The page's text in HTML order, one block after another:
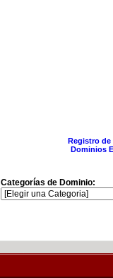
Registro de
Dominios
Categorías de Dominio: